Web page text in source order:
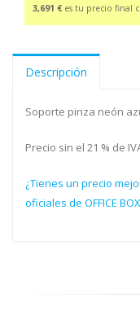
3,691 € es tu precio final
Descripción
Soporte pinza neón
Precio sin el 21 % de
¿Tienes un precio
oficiales de OFFICE BOX